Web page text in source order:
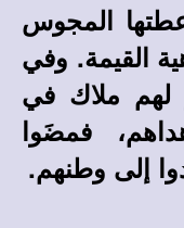
المجوس
القيمة. وفي
لهم ملاك في
فمضَوا
إلى وطنهم.